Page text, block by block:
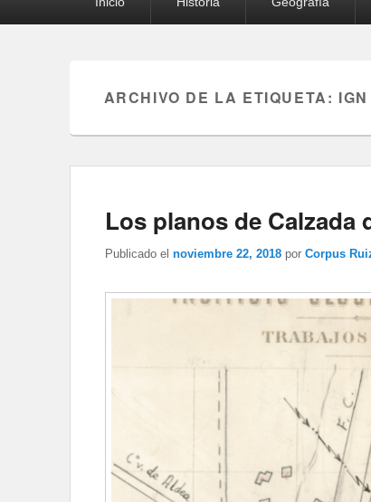
ARCHIVO DE LA ETIQUETA: IGN
Los planos de Calzada
Publicado el noviembre 22, 2018 por Corpus